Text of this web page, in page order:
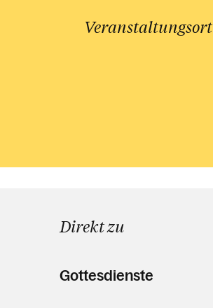
Veranstaltungsort
Direkt zu
Gottesdienste